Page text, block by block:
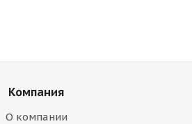
Компания
О компании